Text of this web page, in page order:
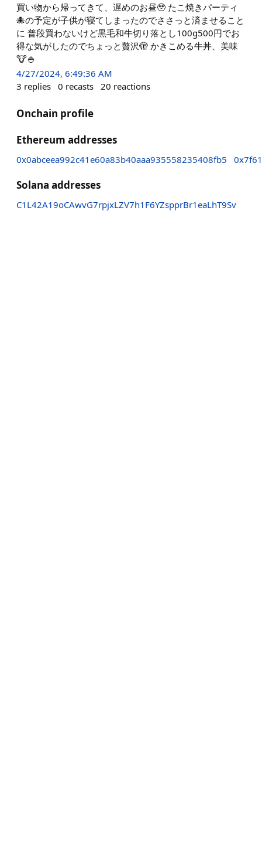
買い物から帰ってきて、遅めのお昼🥹 たこ焼きパーティ
🐙の予定が子供が寝てしまったのでささっと済ませること
に 普段買わないけど黒毛和牛切り落とし100g500円でお
得な気がしたのでちょっと贅沢🫣 かきこめる牛丼、美味
🐮🍚
4/27/2024, 6:49:36 AM
3 replies 0 recasts 20 reactions
Onchain profile
Ethereum addresses
0x0abceea992c41e60a83b40aaa935558235408fb5
Solana addresses
C1L42A19oCAwvG7rpjxLZV7h1F6YZspprBr1eaLhT9Sv